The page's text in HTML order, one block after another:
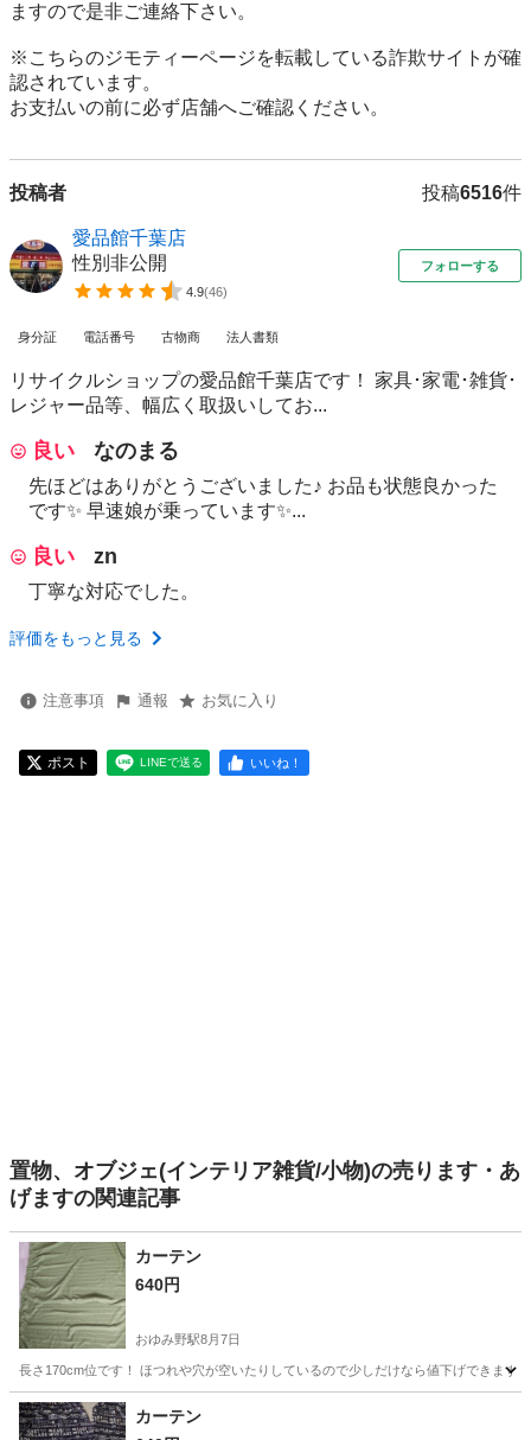
ますので是非ご連絡下さい。
※こちらのジモティーページを転載している詐欺サイトが確
認されています。
投稿者 投稿6516件
愛品館千葉店
性別非公開
4.9(46)
フォローする
身分証 電話番号 古物商 法人書類
リサイクルショップの愛品館千葉店です！ 家具･家電･雑貨･
レジャー品等、幅広く取扱いしてお...
良い なのまる
先ほどはありがとうございました♪ お品も状態良かった
です✨ 早速娘が乗っています✨...
良い zn
丁寧な対応でした。
評価をもっと見る
注意事項 通報 お気に入り
ポスト LINEで送る いいね！
置物、オブジェ(インテリア雑貨/小物)の売ります・あ
げますの関連記事
カーテン
640円
おゆみ野駅8月7日
長さ170cm位です！ ほつれや穴が空いたりしているので少しだけなら値下げできま
千葉 千葉市
カーテン